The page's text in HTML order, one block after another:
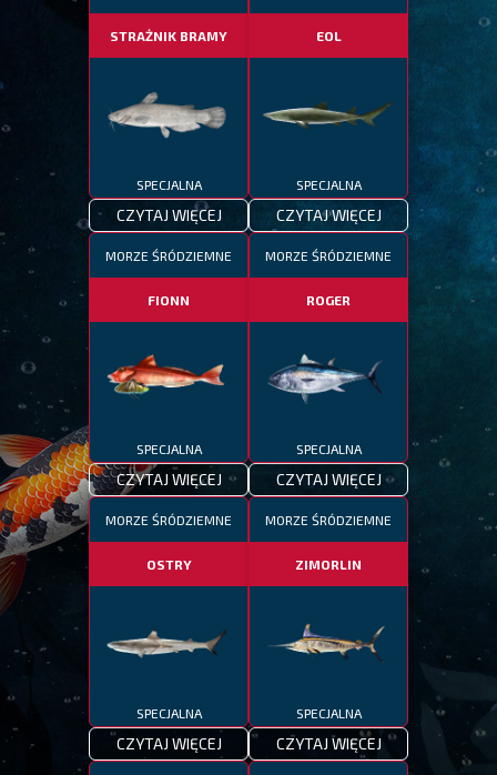
STRAŻNIK BRAMY
SPECJALNA
CZYTAJ WIĘCEJ
EOL
SPECJALNA
CZYTAJ WIĘCEJ
MORZE ŚRÓDZIEMNE
FIONN
SPECJALNA
CZYTAJ WIĘCEJ
MORZE ŚRÓDZIEMNE
ROGER
SPECJALNA
CZYTAJ WIĘCEJ
MORZE ŚRÓDZIEMNE
OSTRY
SPECJALNA
CZYTAJ WIĘCEJ
MORZE ŚRÓDZIEMNE
ZIMORLIN
SPECJALNA
CZYTAJ WIĘCEJ